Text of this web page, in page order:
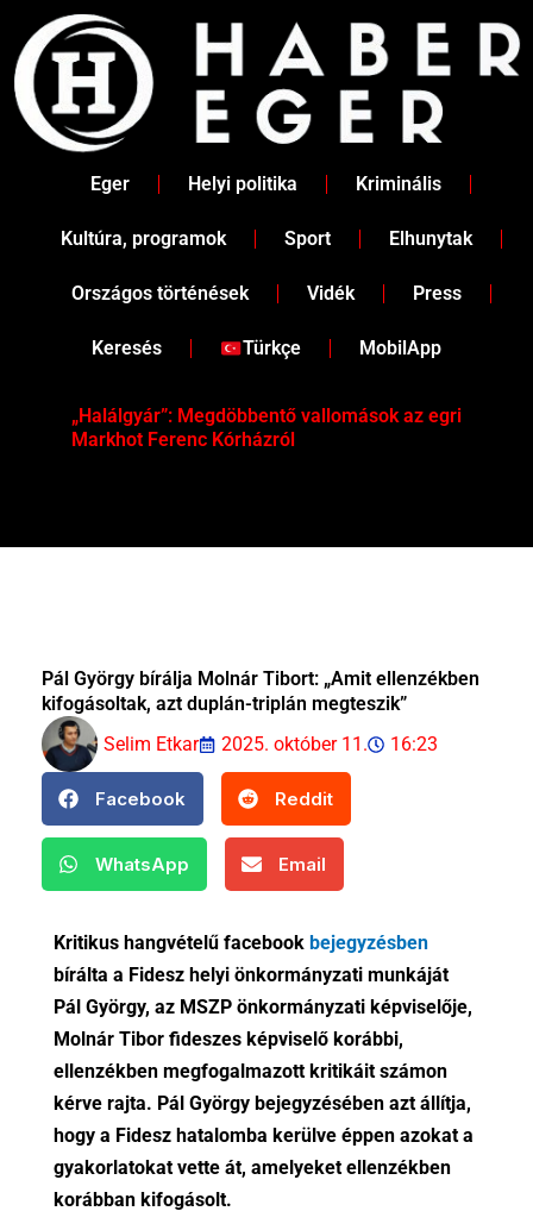
content
Eger Helyi politika Kriminális
Kultúra, programok Sport Elhunytak
Országos történések Vidék Press
Keresés Türkçe MobilApp
„Halálgyár”: Megdöbbentő vallomások az egri
Markhot Ferenc Kórházról
Pál György bírálja Molnár Tibort: „Amit ellenzékben
kifogásoltak, azt duplán-triplán megteszik”
Selim Etkar
2025. október 11. 16:23
Facebook Reddit
WhatsApp Email
Kritikus hangvételű facebook bejegyzésben
bírálta a Fidesz helyi önkormányzati munkáját
Pál György, az MSZP önkormányzati képviselője,
Molnár Tibor fideszes képviselő korábbi,
ellenzékben megfogalmazott kritikáit számon
kérve rajta. Pál György bejegyzésében azt állítja,
hogy a Fidesz hatalomba kerülve éppen azokat a
gyakorlatokat vette át, amelyeket ellenzékben
korábban kifogásolt.